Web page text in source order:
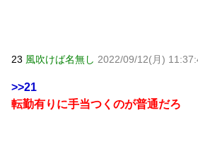
23 風吹けば名無し 2022/09/12(月)
>>21
転勤有りに手当つくのが普通だろ